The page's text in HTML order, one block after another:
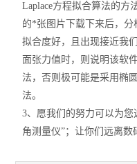
Laplace方程拟合算法的方
的*张图片下载下来后，
拟合度好，且出现接近我
面张力值时，则说明该软
法，否则极可能是采用椭
法。
3、愿我们的努力可以为
角测量仪”；让你们远离数